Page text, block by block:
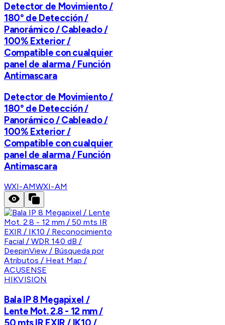
Detector de Movimiento /
180° de Detección /
Panorámico / Cableado /
100% Exterior /
Compatible con cualquier
panel de alarma / Función
Antimascara
Detector de Movimiento /
180° de Detección /
Panorámico / Cableado /
100% Exterior /
Compatible con cualquier
panel de alarma / Función
Antimascara
WXI-AMWXI-AM
HIKVISION
Bala IP 8 Megapixel /
Lente Mot. 2.8 - 12 mm /
50 mts IR EXIR / IK10 /